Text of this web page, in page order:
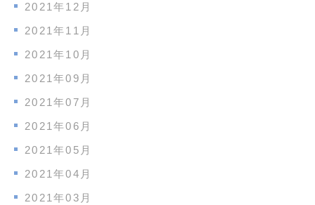
2021年12月
2021年11月
2021年10月
2021年09月
2021年07月
2021年06月
2021年05月
2021年04月
2021年03月